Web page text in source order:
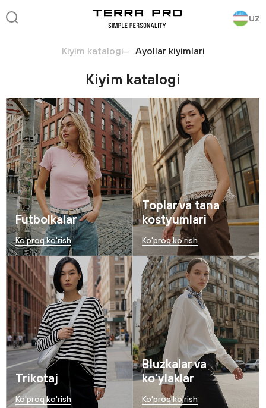
UZ
Kiyim katalogi Ayollar kiyimlari
Kiyim katalogi
Futbolkalar
Ko'proq ko'rish
Toplar va tana
kostyumlari
Ko'proq ko'rish
Trikotaj
Ko'proq ko'rish
Bluzkalar va
ko'ylaklar
Ko'proq ko'rish